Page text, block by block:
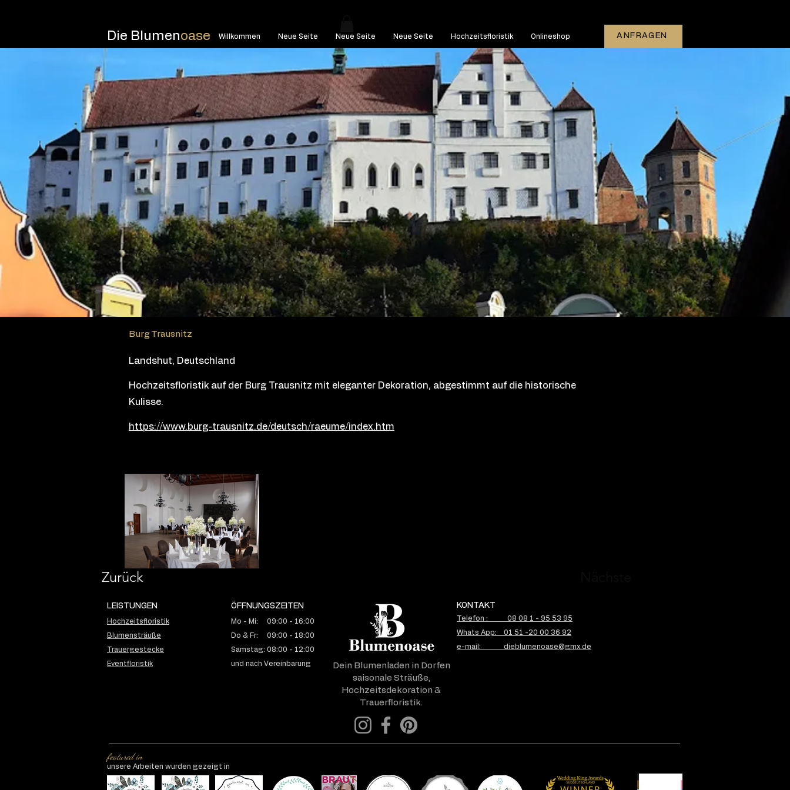
Die Blumenoase Willkommen Neue Seite Neue Seite Neue Seite Hochzeitsfloristik Onlineshop ANFRAGEN
Burg Trausnitz
Landshut, Deutschland
Hochzeitsfloristik auf der Burg Trausnitz mit eleganter Dekoration, abgestimmt auf die historische
Kulisse.
https://www.burg-trausnitz.de/deutsch/raeume/index.htm
Zurück
LEISTUNGEN
Hochzeitsfloristik
Blumensträuße
Trauergestecke
Eventfloristik
ÖFFNUNGSZEITEN
Mo - Mi: 09:00 - 16:00
Do & Fr: 09:00 - 18:00
Samstag: 08:00 - 12:00
und nach Vereinbarung
Dein Blumenladen in Dorfen
saisonale Sträuße,
Hochzeitsdekoration &
Trauerfloristik.
KONTAKT
Telefon : 08 08 1 - 95 53 95
Whats App: 01 51 -20 00 36 92
e-mail: dieblumenoase@gmx.de
featured in
unsere Arbeiten wurden gezeigt in